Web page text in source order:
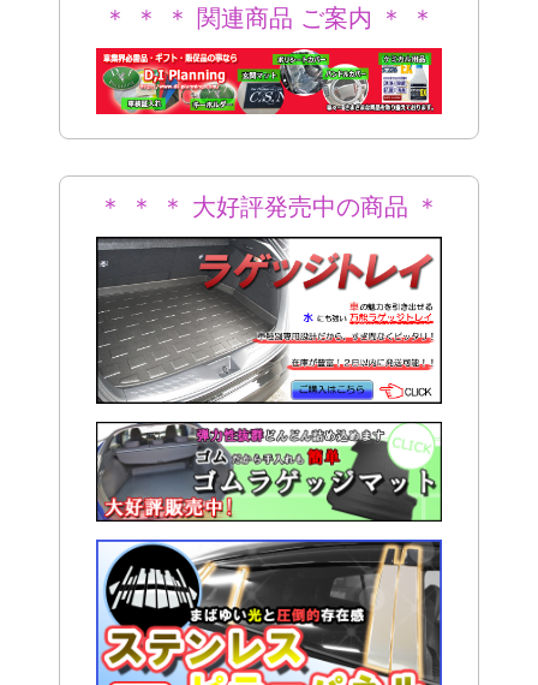
＊ ＊ ＊ 関連商品 ご案内 ＊ ＊
＊
＊ ＊ ＊ 大好評発売中の商品 ＊
＊ ＊